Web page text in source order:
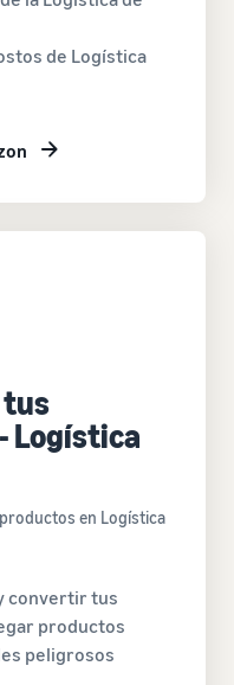
de Logística
tus
Logística
en Logística
convertir tus
productos
peligrosos